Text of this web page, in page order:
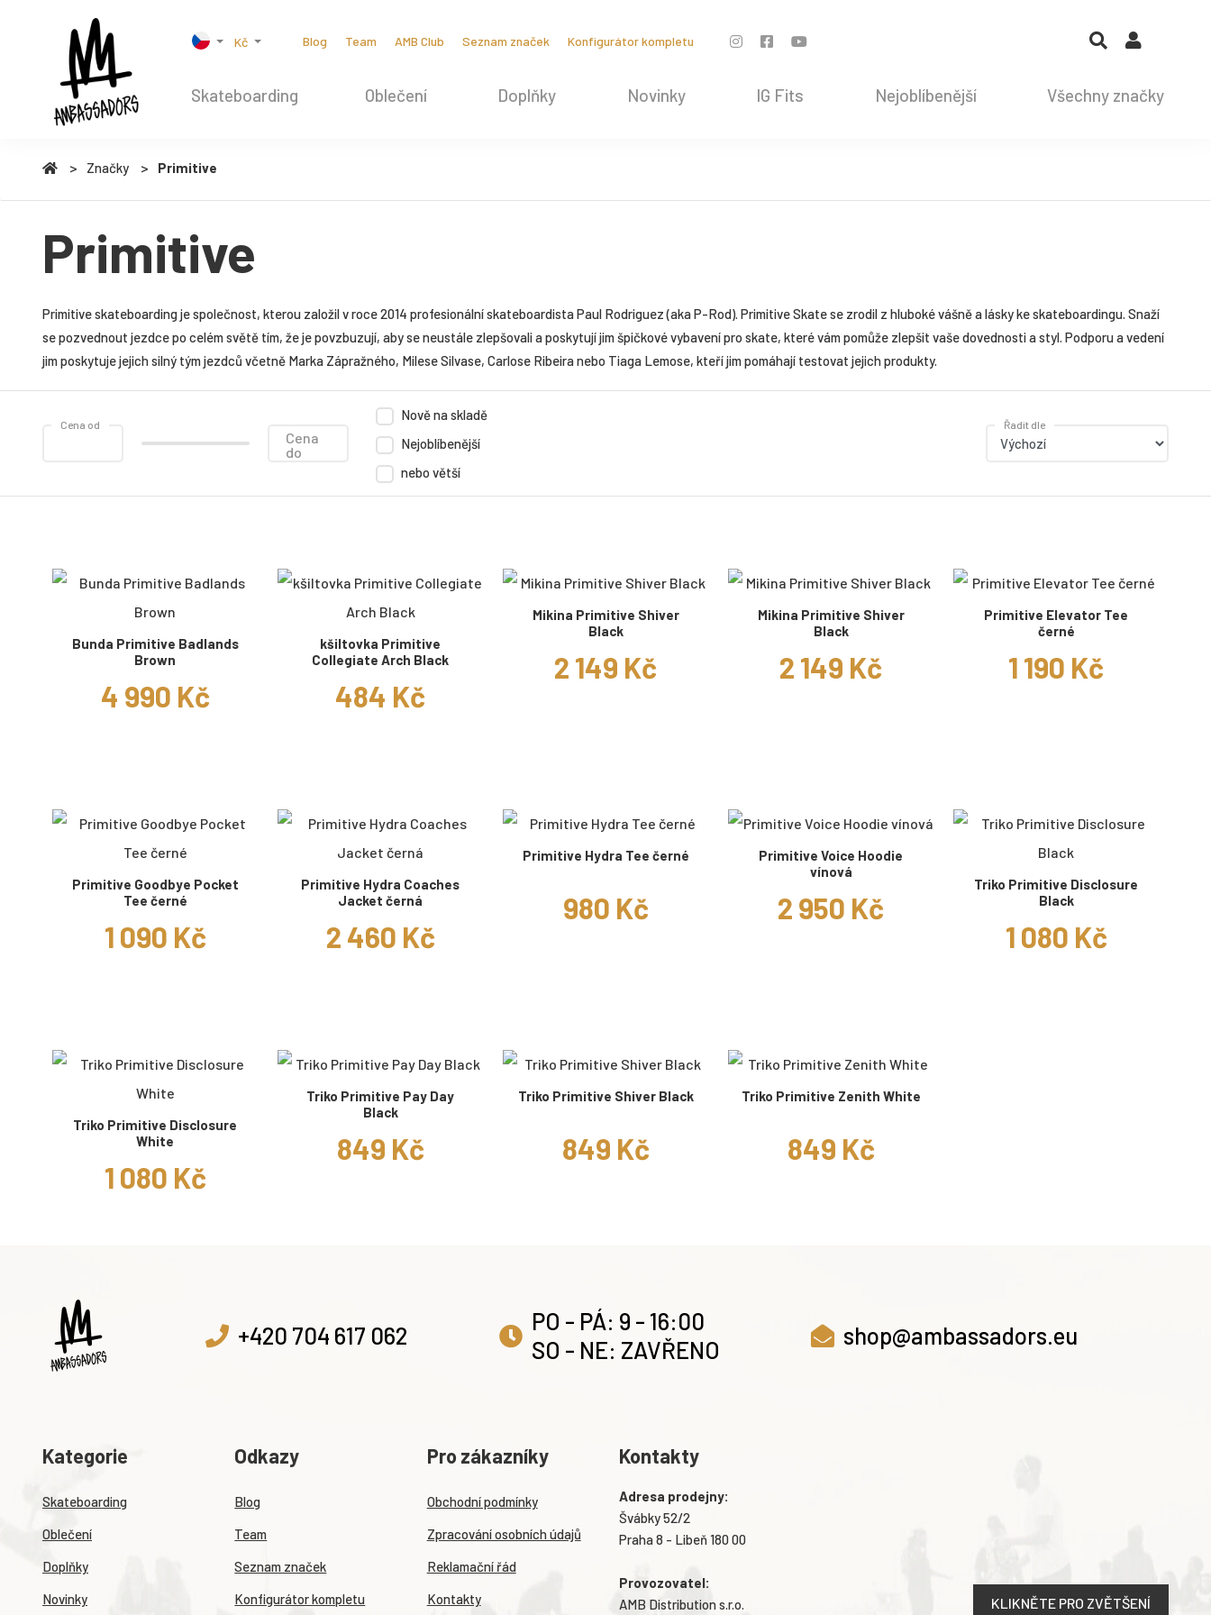
Kč Blog Team AMB Club Seznam značek Konfigurátor kompletu
Skateboarding Oblečení Doplňky Novinky IG Fits Nejoblíbenější Všechny značky
Značky Primitive
Primitive
Primitive skateboarding je společnost, kterou založil v roce 2014 profesionální skateboardista Paul Rodriguez (aka P-Rod). Primitive Skate se zrodil z hluboké vášně a lásky ke skateboardingu. Snaží
se pozvednout jezdce po celém světě tím, že je povzbuzují, aby se neustále zlepšovali a poskytují jim špičkové vybavení pro skate, které vám pomůže zlepšit vaše dovednosti a styl. Podporu a vedení
jim poskytuje jejich silný tým jezdců včetně Marka Zápražného, Milese Silvase, Carlose Ribeira nebo Tiaga Lemose, kteří jim pomáhají testovat jejich produkty.
Cena od
Cena
do
Nově na skladě
Nejoblíbenější
nebo větší
Řadit dle
Bunda Primitive Badlands
Brown
4 990 Kč
kšiltovka Primitive
Collegiate Arch Black
484 Kč
Mikina Primitive Shiver
Black
2 149 Kč
Mikina Primitive Shiver
Black
2 149 Kč
Primitive Elevator Tee
černé
1 190 Kč
Primitive Goodbye Pocket
Tee černé
1 090 Kč
Primitive Hydra Coaches
Jacket černá
2 460 Kč
Primitive Hydra Tee černé
980 Kč
Primitive Voice Hoodie
vínová
2 950 Kč
Triko Primitive Disclosure
Black
1 080 Kč
Triko Primitive Disclosure
White
1 080 Kč
Triko Primitive Pay Day
Black
849 Kč
Triko Primitive Shiver Black
849 Kč
Triko Primitive Zenith White
849 Kč
+420 704 617 062
PO - PÁ: 9 - 16:00
SO - NE: ZAVŘENO
shop@ambassadors.eu
Kategorie
Skateboarding
Oblečení
Doplňky
Novinky
Odkazy
Blog
Team
Seznam značek
Konfigurátor kompletu
Pro zákazníky
Obchodní podmínky
Zpracování osobních údajů
Reklamační řád
Kontakty
Kontakty
Adresa prodejny:
Švábky 52/2
Praha 8 - Libeň 180 00
Provozovatel:
AMB Distribution s.r.o.
KLIKNĚTE PRO ZVĚTŠENÍ